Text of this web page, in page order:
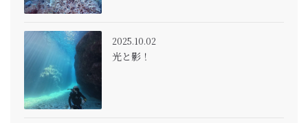
2025.10.02
光と影！